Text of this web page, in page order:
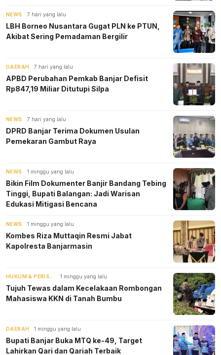
NEWS 7 hari yang lalu
LBH Borneo Nusantara Gugat PLN ke PTUN,
Akibat Sering Pemadaman Bergilir
DAERAH 7 hari yang lalu
APBD Perubahan Pemkab Banjar Defisit
Rp847,19 Miliar Ditutupi Silpa
NEWS 7 hari yang lalu
DPRD Banjar Terima Dokumen Usulan
Pemekaran Gambut Raya
NEWS 1 minggu yang lalu
Bikin Film Dokumenter Banjir Bandang Tebing
Tinggi, Bupati Balangan: Jadi Warisan
Edukasi Mitigasi Bencana
NEWS 1 minggu yang lalu
Kombes Riza Muttaqin Resmi Jabat
Kapolresta Banjarmasin
HUKUM & PERISTIWA 1 minggu yang lalu
Tujuh Tewas dalam Kecelakaan Rombongan
Mahasiswa KKN di Tanah Bumbu
DAERAH 1 minggu yang lalu
Bupati Banjar Buka MTQ ke-49, Target
Lahirkan Qari dan Qariah Terbaik